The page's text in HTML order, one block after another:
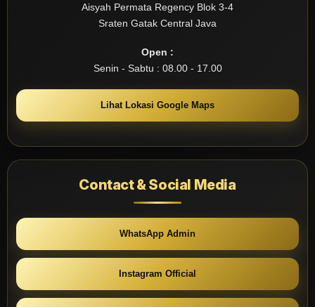
Aisyah Permata Regency Blok 3-4
Sraten Gatak Central Java
Open :
Senin - Sabtu : 08.00 - 17.00
Lihat Lokasi Google Maps
Contact & Social Media
WhatsApp Admin
Instagram Official